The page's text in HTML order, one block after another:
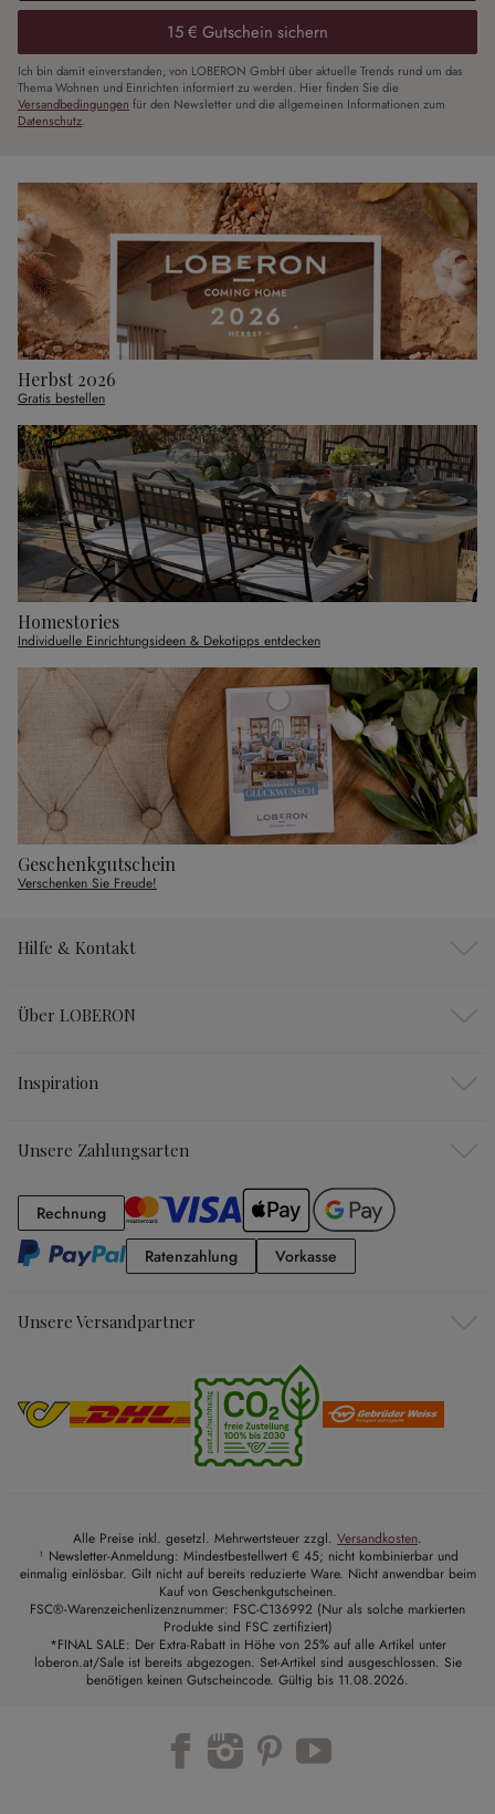
15 € Gutschein sichern
Ich bin damit einverstanden, von LOBERON GmbH über aktuelle Trends rund um das
Thema Wohnen und Einrichten informiert zu werden. Hier finden Sie die
Versandbedingungen für den Newsletter und die allgemeinen Informationen zum
Datenschutz.
Herbst 2026
Gratis bestellen
Homestories
Individuelle Einrichtungsideen & Dekotipps entdecken
Geschenkgutschein
Verschenken Sie Freude!
Hilfe & Kontakt
Über LOBERON
Inspiration
Unsere Zahlungsarten
RechnungRechnung
RatenzahlungRatenzahlung
Vorkasse
Unsere Versandpartner
Alle Preise inkl. gesetzl. Mehrwertsteuer zzgl. Versandkosten.
¹ Newsletter-Anmeldung: Mindestbestellwert € 45; nicht kombinierbar und
einmalig einlösbar. Gilt nicht auf bereits reduzierte Ware. Nicht anwendbar beim
Kauf von Geschenkgutscheinen.
FSC®-Warenzeichenlizenznummer: FSC-C136992 (Nur als solche markierten
Produkte sind FSC zertifiziert)
*FINAL SALE: Der Extra-Rabatt in Höhe von 25% auf alle Artikel unter
loberon.at/Sale ist bereits abgezogen. Set-Artikel sind ausgeschlossen. Sie
benötigen keinen Gutscheincode. Gültig bis 11.08.2026.